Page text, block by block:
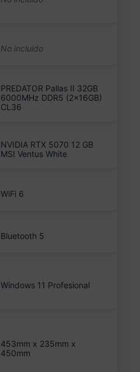
PREDATOR Pallas II 32GB
6000MHz DDR5 (2x16GB)
CL36
NVIDIA RTX 5070 12 GB
MSI Ventus White
WiFi 6
Bluetooth 5
Windows 11 Profesional
453mm x 235mm x
450mm